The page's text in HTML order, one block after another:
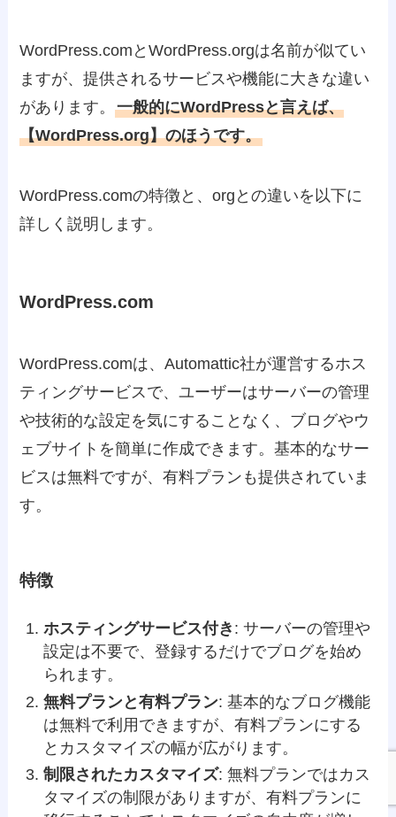
WordPress.comとWordPress.orgは名前が似てい
ますが、提供されるサービスや機能に大きな違い
があります。一般的にWordPressと言えば、
【WordPress.org】のほうです。
WordPress.comの特徴と、orgとの違いを以下に
詳しく説明します。
WordPress.com
WordPress.comは、Automattic社が運営するホス
ティングサービスで、ユーザーはサーバーの管理
や技術的な設定を気にすることなく、ブログやウ
ェブサイトを簡単に作成できます。基本的なサー
ビスは無料ですが、有料プランも提供されていま
す。
特徴
ホスティングサービス付き : サーバーの管理や
設定は不要で、登録するだけでブログを始め
られます。
無料プランと有料プラン: 基本的なブログ機能
は無料で利用できますが、有料プランにする
とカスタマイズの幅が広がります。
制限されたカスタマイズ: 無料プランではカス
タマイズの制限がありますが、有料プランに